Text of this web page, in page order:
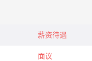
薪资待遇
面议